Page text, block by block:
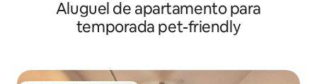
Aluguel de apartamento para
temporada pet-friendly